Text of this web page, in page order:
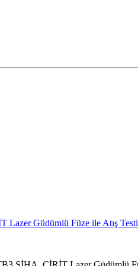
Güdümlü Füze ile Atış Testi